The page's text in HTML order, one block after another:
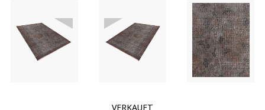
VERKAUFT